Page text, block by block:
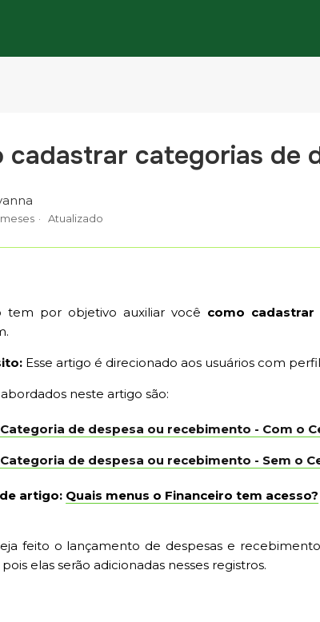
cadastrar categorias de
Atualizado
tem por objetivo auxiliar você como
Esse artigo é direcionado aos usuários com
neste artigo são:
de despesa ou recebimento - Com o
de despesa ou recebimento - Sem o
artigo: Quais menus o Financeiro tem acesso?
feito o lançamento de despesas e
elas serão adicionadas nesses registros.